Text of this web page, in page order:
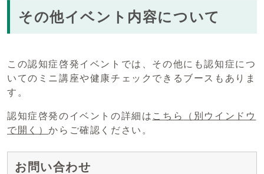
その他イベント内容について
この認知症啓発イベントでは、その他にも認知症につ
いてのミニ講座や健康チェックできるブースもありま
す。
認知症啓発のイベントの詳細は こちら
（別ウインドウ
で開く）からご確認ください。
お問い合わせ